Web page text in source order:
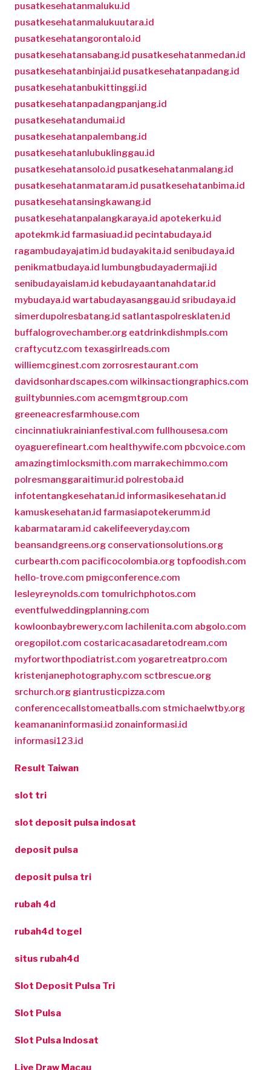
pusatkesehatanmaluku.id
pusatkesehatanmalukuutara.id
pusatkesehatangorontalo.id
pusatkesehatansabang.id pusatkesehatanmedan.id
pusatkesehatanbinjai.id pusatkesehatanpadang.id
pusatkesehatanbukittinggi.id
pusatkesehatanpadangpanjang.id
pusatkesehatandumai.id
pusatkesehatanpalembang.id
pusatkesehatanlubuklinggau.id
pusatkesehatansolo.id pusatkesehatanmalang.id
pusatkesehatanmataram.id pusatkesehatanbima.id
pusatkesehatansingkawang.id
pusatkesehatanpalangkaraya.id apotekerku.id
apotekmk.id farmasiuad.id pecintabudaya.id
ragambudayajatim.id budayakita.id senibudaya.id
penikmatbudaya.id
lumbungbudayadermaji.id
senibudayaislam.id kebudayaantanahdatar.id
mybudaya.id wartabudayasanggau.id sribudaya.id
simerdupolresbatang.id satlantaspolresklaten.id
buffalogrovechamber.org eatdrinkdishmpls.com
craftycutz.com texasgirlreads.com
williemcginest.com zorrosrestaurant.com
davidsonhardscapes.com wilkinsactiongraphics.com
guiltybunnies.com acemgmtgroup.com
greeneacresfarmhouse.com
cincinnatiukrainianfestival.com fullhousesa.com
oyaguerefineart.com healthywife.com pbcvoice.com
amazingtimlocksmith.com marrakechimmo.com
polresmanggaraitimur.id polrestoba.id
infotentangkesehatan.id informasikesehatan.id
kamuskesehatan.id farmasiapotekerumm.id
kabarmataram.id cakelifeeveryday.com
beansandgreens.org conservationsolutions.org
curbearth.com pacificocolombia.org topfoodish.com
hello-trove.com pmigconference.com
lesleyreynolds.com tomulrichphotos.com
eventfulweddingplanning.com
kowloonbaybrewery.com lachilenita.com abgolo.com
oregopilot.com costaricacasadaretodream.com
myfortworthpodiatrist.com yogaretreatpro.com
kristenjanephotography.com sctbrescue.org
srchurch.org giantrusticpizza.com
conferencecallstomeatballs.com stmichaelwtby.org
keamananinformasi.id zonainformasi.id
informasi123.id
Result Taiwan
slot tri
slot deposit pulsa indosat
deposit pulsa
deposit pulsa tri
rubah 4d
rubah4d togel
situs rubah4d
Slot Deposit Pulsa Tri
Slot Pulsa
Slot Pulsa Indosat
Live Draw Macau